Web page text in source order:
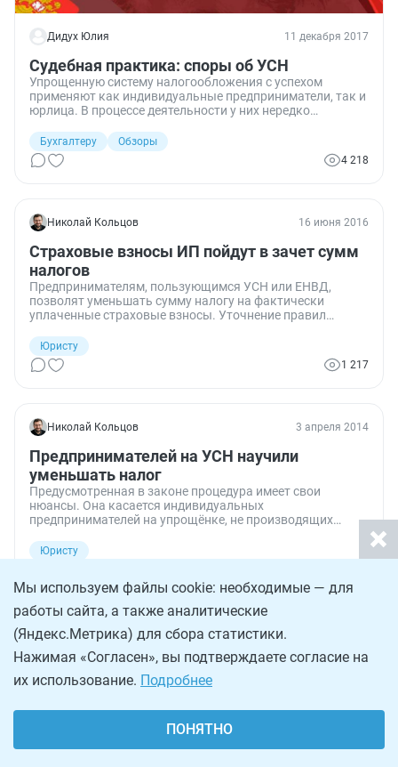
Дидух Юлия 11 декабря 2017
Судебная практика: споры об УСН
Упрощенную систему налогообложения с успехом
применяют как индивидуальные предприниматели, так и
юрлица. В процессе деятельности у них нередко
требующие разрешения в судебном порядке. В обзоре
судебной практики — споры об УСН.
Бухгалтеру
Обзоры
4 218
Николай Кольцов 16 июня 2016
Страховые взносы ИП пойдут в зачет сумм
налогов
Предпринимателям, пользующимся УСН или ЕНВД,
позволят уменьшать сумму налогу на фактически
уплаченные страховые взносы. Уточнение правил
они могут вступить в силу в ближайшее время.
Юристу
1 217
Николай Кольцов 3 апреля 2014
Предпринимателей на УСН научили
уменьшать налог
Предусмотренная в законе процедура имеет свои
нюансы. Она касается индивидуальных
предпринимателей на упрощёнке, не производящих
Такие коммерсанты могут снизить свои налоговые
платежи. Речь идёт об уменьшении налога на страховые
рублей. Министерство финансов сообщило, как это
правильно делается. Главный принцип — деньги вперёд.
Юристу
Мы используем файлы cookie: необходимые — для
работы сайта, а также аналитические
(Яндекс.Метрика) для сбора статистики.
Нажимая «Согласен», вы подтверждаете согласие на
их использование. Подробнее
ПОНЯТНО